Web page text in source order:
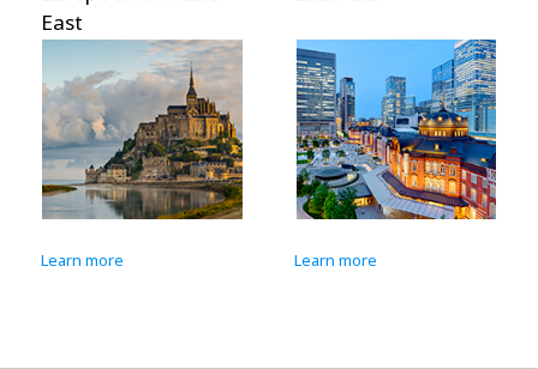
East
Learn more Learn more